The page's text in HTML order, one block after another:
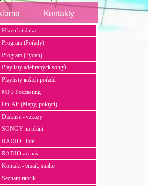
Kontakty
Hlavní stránka
Program (Pořady)
Program (Týden)
Playlisty odehraných songů
Playlisty našich pořadů
MP3 Podcasting
On-Air (Mapy, pokrytí)
Diskuse - vzkazy
SONGY na přání
RADIO - lidé
RADIO - o nás
Kontakt - email, studio
Seznam rubrik